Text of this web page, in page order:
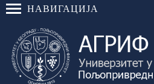
НАВИГАЦИЈА